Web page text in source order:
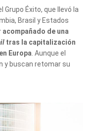
Éxito, que llevó la
Brasil y Estados
de una
tras la capitalización
Europa . Aunque el
y buscan retomar su